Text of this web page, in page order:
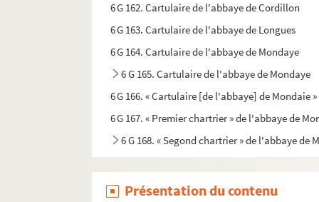
6 G 162. Cartulaire de l'abbaye de Cordillon
6 G 163. Cartulaire de l'abbaye de Longues
6 G 164. Cartulaire de l'abbaye de Mondaye
6 G 165. Cartulaire de l'abbaye de Mondaye
6 G 166. « Cartulaire [de l'abbaye] de Mondaie »
6 G 167. « Premier chartrier » de l'abbaye de
6 G 168. « Segond chartrier » de l'abbaye de
6 G 170. Chartrier du moulin de Héville,
Présentation du contenu